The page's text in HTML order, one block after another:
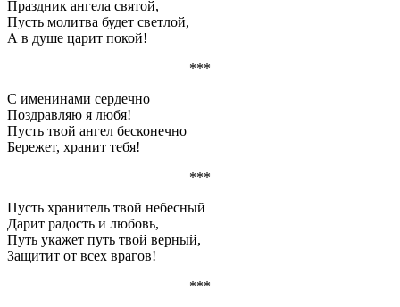
Праздник ангела святой,
Пусть молитва будет светлой,
А в душе царит покой!
***
С именинами сердечно
Поздравляю я любя!
Пусть твой ангел бесконечно
Бережет, хранит тебя!
***
Пусть хранитель твой небесный
Дарит радость и любовь,
Путь укажет путь твой верный,
Защитит от всех врагов!
***